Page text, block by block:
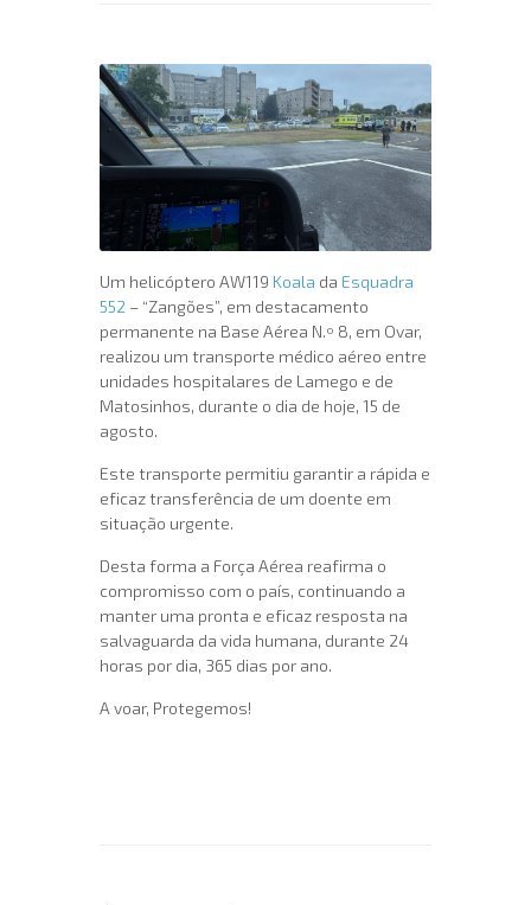
Um helicóptero AW119 Koala da Esquadra
552 – “Zangões”, em destacamento
permanente na Base Aérea N.º 8, em Ovar,
realizou um transporte médico aéreo entre
unidades hospitalares de Lamego e de
Matosinhos, durante o dia de hoje, 15 de
agosto.
Este transporte permitiu garantir a rápida e
eficaz transferência de um doente em
situação urgente.
Desta forma a Força Aérea reafirma o
compromisso com o país, continuando a
manter uma pronta e eficaz resposta na
salvaguarda da vida humana, durante 24
horas por dia, 365 dias por ano.
A voar, Protegemos!